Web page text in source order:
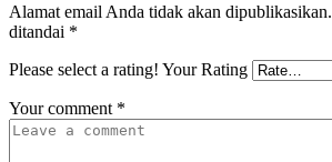
Alamat email Anda tidak akan dipublikasikan.
ditandai *
Please select a rating! Your Rating
Your comment *